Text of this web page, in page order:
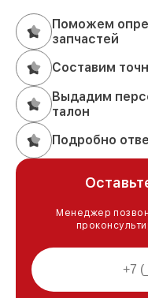
Поможем
запчастей
Составим
Выдадим
талон
Подробно
Менеджер